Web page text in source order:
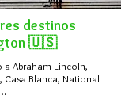
destinos
🇺🇸
Abraham Lincoln,
Blanca, National